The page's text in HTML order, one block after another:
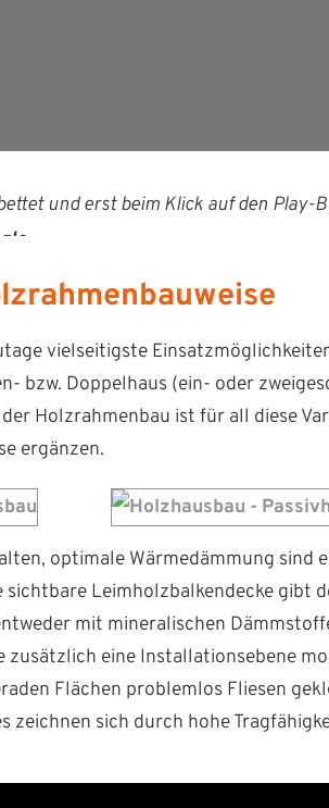
und erst beim Klick auf den Play-
viel­seit­ig­ste
bzw. Dop­pel­haus (ein- oder
Holzrah­men­bau ist für all diese
ergänzen.
opti­male Wärmedäm­mung sind
sicht­bare Leimholzbalk­endecke gibt
mit min­er­alis­chen
zusät­zlich eine Instal­la­tion­sebene
Flächen prob­lem­los Fliesen
zeich­nen sich durch hohe